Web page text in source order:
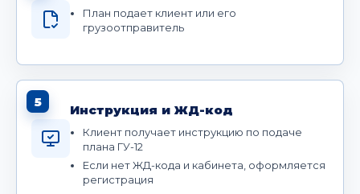
План подает клиент или его
грузоотправитель
5
Инструкция и ЖД-код
Клиент получает инструкцию по подаче
плана ГУ-12
Если нет ЖД-кода и кабинета, оформляется
регистрация